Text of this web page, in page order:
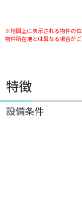
※地図上に表示される物件の
物件所在地とは異なる場合がご
特徴
設備条件